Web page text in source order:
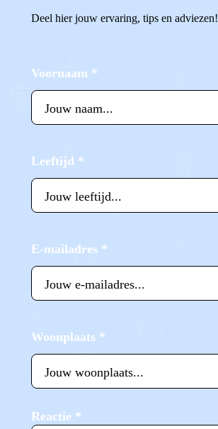
Deel hier jouw ervaring, tips en adviezen!
Voornaam *
Leeftijd *
E-mailadres *
Woonplaats *
Reactie *